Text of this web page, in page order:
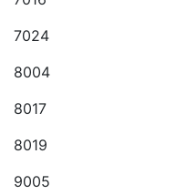
7024
8004
8017
8019
9005